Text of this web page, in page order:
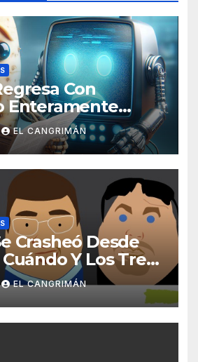
Con
Enteramente
Por Inteligencia
EL CANGRIMÁN
Crasheó Desde
Y Los Tres
Nos Leen No
EL CANGRIMÁN